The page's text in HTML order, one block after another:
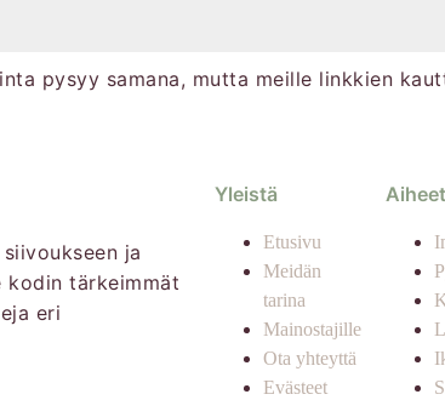
pysyy samana, mutta meille linkkien
ja
kodin tärkeimmät
eri
Yleistä
Etusivu
Meidän
tarina
Mainostajille
Ota yhteyttä
Evästeet
Aiheet